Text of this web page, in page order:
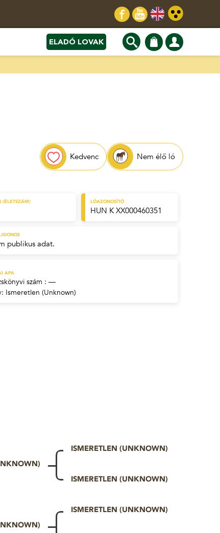
ELADÓ LOVAK
Kedvenc Nem élő ló
(ÉLETSZÁM) LÓAZONOSÍTÓ
HUN K XX000460351
publikus adat.
APA
szám : —
Ismeretlen (Unknown)
ISMERETLEN (UNKNOWN)
ISMERETLEN (UNKNOWN)
ISMERETLEN (UNKNOWN)